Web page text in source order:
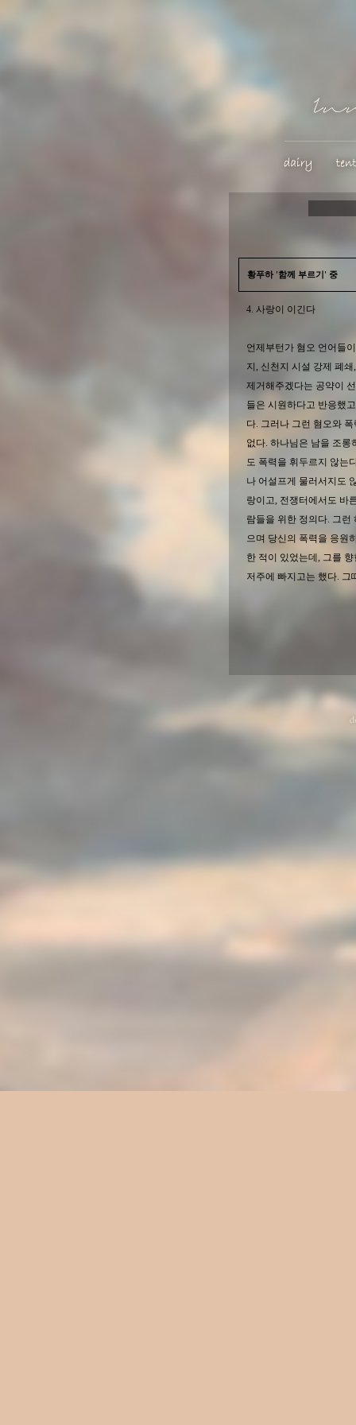
황푸하 '함께 부르기' 중
4. 사랑이 이긴다
언제부턴가 혐오 언어들
지, 신천지 시설 강제 폐
제거해주겠다는 공약이
들은 시원하다고 반응했
다. 그러나 그런 혐오와
없다. 하나님은 남을 조롱
도 폭력을 휘두르지 않는
나 어설프게 물러서지도
랑이고, 전쟁터에서도 바
람들을 위한 정의다. 그런
으며 당신의 폭력을 응원
한 적이 있었는데, 그를
저주에 빠지고는 했다. 그